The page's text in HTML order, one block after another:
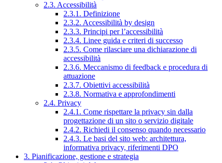
2.3. Accessibilità
2.3.1. Definizione
2.3.2. Accessibilità by design
2.3.3. Principi per l’accessibilità
2.3.4. Linee guida e criteri di successo
2.3.5. Come rilasciare una dichiarazione di
accessibilità
2.3.6. Meccanismo di feedback e procedura di
attuazione
2.3.7. Obiettivi accessibilità
2.3.8. Normativa e approfondimenti
2.4. Privacy
2.4.1. Come rispettare la privacy sin dalla
progettazione di un sito o servizio digitale
2.4.2. Richiedi il consenso quando necessario
2.4.3. Le basi del sito web: architettura,
informativa privacy, riferimenti DPO
3. Pianificazione, gestione e strategia